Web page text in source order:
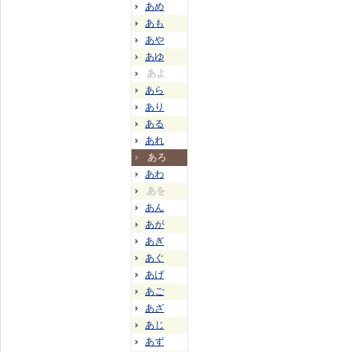
あめ
あも
あや
あゆ
あよ
あら
あり
ある
あれ
あろ
あわ
あを
あん
あが
あぎ
あぐ
あげ
あご
あざ
あじ
あず